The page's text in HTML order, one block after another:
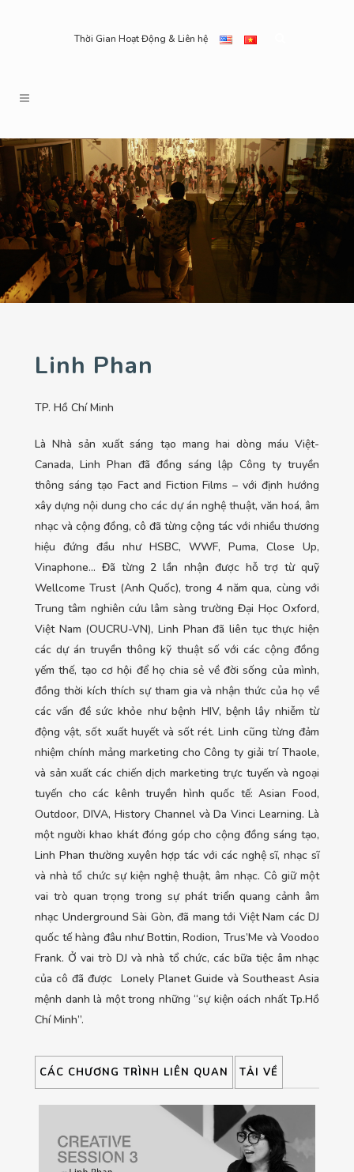
Thời Gian Hoạt Động & Liên hệ
Linh Phan
TP. Hồ Chí Minh
Là Nhà sản xuất sáng tạo mang hai dòng máu Việt-
Canada, Linh Phan đã đồng sáng lập Công ty truyền
thông sáng tạo Fact and Fiction Films – với định hướng
xây dựng nội dung cho các dự án nghệ thuật, văn hoá, âm
nhạc và cộng đồng, cô đã từng cộng tác với nhiều thương
hiệu đứng đầu như HSBC, WWF, Puma, Close Up,
Vinaphone… Đã từng 2 lần nhận được hỗ trợ từ quỹ
Wellcome Trust (Anh Quốc), trong 4 năm qua, cùng với
Trung tâm nghiên cứu lâm sàng trường Đại Học Oxford,
Việt Nam (OUCRU-VN), Linh Phan đã liên tục thực hiện
các dự án truyền thông kỹ thuật số với các cộng đồng
yếm thế, tạo cơ hội để họ chia sẻ về đời sống của mình,
đồng thời kích thích sự tham gia và nhận thức của họ về
các vấn đề sức khỏe như bệnh HIV, bệnh lây nhiễm từ
động vật, sốt xuất huyết và sốt rét. Linh cũng từng đảm
nhiệm chính mảng marketing cho Công ty giải trí Thaole,
và sản xuất các chiến dịch marketing trực tuyến và ngoại
tuyến cho các kênh truyền hình quốc tế: Asian Food,
Outdoor, DIVA, History Channel và Da Vinci Learning. Là
một người khao khát đóng góp cho cộng đồng sáng tạo,
Linh Phan thường xuyên hợp tác với các nghệ sĩ, nhạc sĩ
và nhà tổ chức sự kiện nghệ thuật, âm nhạc. Cô giữ một
vai trò quan trọng trong sự phát triển quang cảnh âm
nhạc Underground Sài Gòn, đã mang tới Việt Nam các DJ
quốc tế hàng đâu như Bottin, Rodion, Trus’Me và Voodoo
Frank. Ở vai trò DJ và nhà tổ chức, các bữa tiệc âm nhạc
của cô đã được Lonely Planet Guide và Southeast Asia
mệnh danh là một trong những “sự kiện oách nhất Tp.Hồ
Chí Minh”.
CÁC CHƯƠNG TRÌNH LIÊN QUAN TẢI VỀ